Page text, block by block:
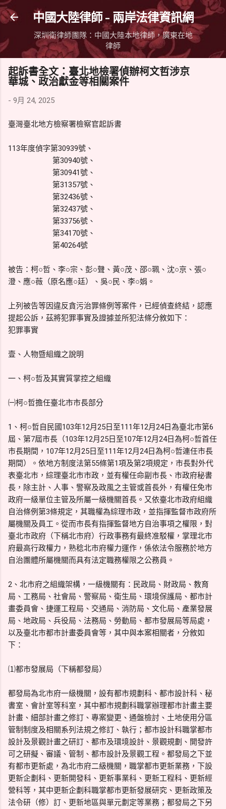
跳到主要內容
中國大陸律師 - 兩岸法律資訊網
深圳衛律師團隊：中國大陸本地律師，廣東在地
律師
起訴書全文：臺北地檢署偵辦柯文哲涉京
華城、政治獻金等相關案件
- 9月 24, 2025
臺灣臺北地方檢察署檢察官起訴書
113年度偵字第30939號、
第30940號、
第30941號、
第31357號、
第32436號、
第32437號、
第33756號、
第34170號、
第40264號
被告：柯○哲、李○宗、彭○聲、黃○茂、邵○珮、沈○京、張○
澄、應○薇（原名應○廷）、吳○民、李○娟。
上列被告等因違反貪污治罪條例等案件，已經偵查終結，認應
提起公訴，茲將犯罪事實及證據並所犯法條分敘如下：
犯罪事實
壹、人物暨組織之說明
一、柯○哲及其實質掌控之組織
㈠柯○哲擔任臺北市市長部分
1、柯○哲自民國103年12月25日至111年12月24日為臺北市第6
屆、第7屆市長（103年12月25日至107年12月24日為柯○哲首任
市長期間，107年12月25日至111年12月24日為柯○哲連任市長
期間）。依地方制度法第55條第1項及第2項規定，市長對外代
表臺北市，綜理臺北市市政，並有權任命副市長、市政府秘書
長，除主計、人事、警察及政風之主管或首長外，有權任免市
政府一級單位主管及所屬一級機關首長。又依臺北市政府組織
自治條例第3條規定，其職權為綜理市政，並指揮監督市政府所
屬機關及員工。從而市長有指揮監督地方自治事項之權限，對
臺北市政府（下稱北市府）行政事務有最終准駁權，掌理北市
府最高行政權力，熟稔北市府權力運作，係依法令服務於地方
自治團體所屬機關而具有法定職務權限之公務員。
2、北市府之組織架構，一級機關有：民政局、財政局、教育
局、工務局、社會局、警察局、衛生局、環境保護局、都市計
畫委員會、捷運工程局、交通局、消防局、文化局、產業發展
局、地政局、兵役局、法務局、勞動局、都市發展局等局處，
以及臺北市都市計畫委員會等，其中與本案相關者，分敘如
下：
⑴都市發展局（下稱都發局）
都發局為北市府一級機關，設有都市規劃科、都市設計科、秘
書室、會計室等科室，其中都市規劃科職掌辦理都市計畫主要
計畫、細部計畫之修訂、專案變更、通盤檢討、土地使用分區
管制制度及相關系列法規之修訂、執行；都市設計科職掌都市
設計及景觀計畫之研訂、都市及環境設計、景觀規劃、開發許
可之研擬、審議、管制、都市設計及景觀工程。都發局之下並
有都市更新處，為北市府二級機關，職掌都市更新業務，下設
更新企劃科、更新開發科、更新事業科、更新工程科、更新經
營科等，其中更新企劃科職掌都市更新發展研究、更新政策及
法令研（修）訂、更新地區與單元劃定等業務；都發局之下另